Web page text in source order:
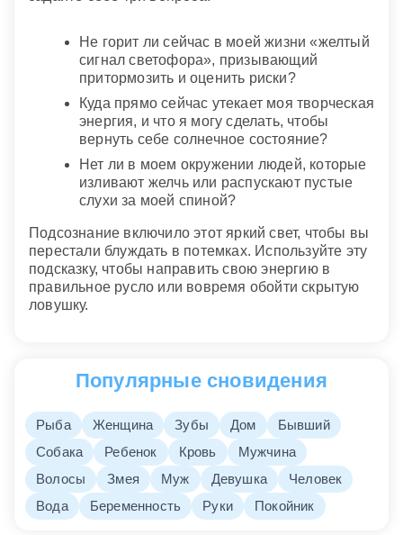
Не горит ли сейчас в моей жизни «желтый
сигнал светофора», призывающий
притормозить и оценить риски?
Куда прямо сейчас утекает моя творческая
энергия, и что я могу сделать, чтобы
вернуть себе солнечное состояние?
Нет ли в моем окружении людей, которые
изливают желчь или распускают пустые
слухи за моей спиной?
Подсознание включило этот яркий свет, чтобы вы
перестали блуждать в потемках. Используйте эту
подсказку, чтобы направить свою энергию в
правильное русло или вовремя обойти скрытую
ловушку.
Популярные сновидения
Рыба Женщина Зубы Дом
Бывший
Собака
Ребенок Кровь
Мужчина
Волосы
Змея Муж Девушка
Человек
Вода
Беременность Руки Покойник